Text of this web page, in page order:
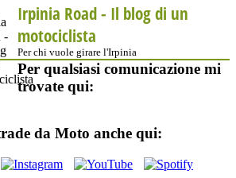
Irpinia Road - Il blog di un
motociclista
Per chi vuole girare l'Irpinia
Per qualsiasi comunicazione mi
trovate qui:
da Moto anche qui: